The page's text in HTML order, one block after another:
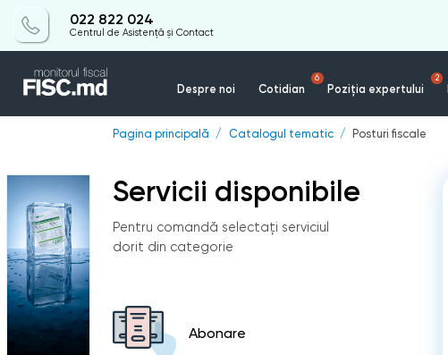
022 822 024
Centrul de Asistență și Contact
Despre noi Cotidian
6
Poziția expertului
2
Pagina principală Catalogul tematic Posturi fiscale
Servicii disponibile
Pentru comandă selectați serviciul
dorit din categorie
Abonare